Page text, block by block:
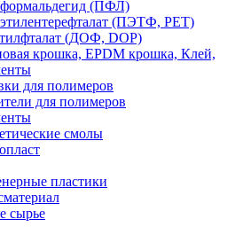
(ПФЛ)
(ПЭТФ, PET)
(ДОФ, DOP)
крошка, EPDM крошка, Клей,
для полимеров
для полимеров
смолы
пластики
сырье